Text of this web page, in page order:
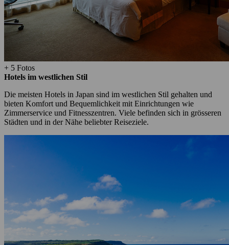
+ 5 Fotos
Hotels im westlichen Stil
Die meisten Hotels in Japan sind im westlichen Stil gehalten und
bieten Komfort und Bequemlichkeit mit Einrichtungen wie
Zimmerservice und Fitnesszentren. Viele befinden sich in grösseren
Städten und in der Nähe beliebter Reiseziele.